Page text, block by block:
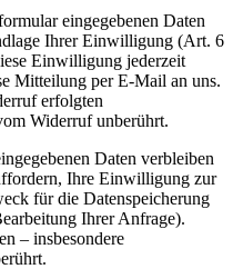
eingegebenen Daten
Ihrer Einwilligung (Art. 6
Einwilligung jederzeit
Mitteilung per E-Mail an uns.
erfolgten
Widerruf unberührt.
Daten verbleiben
Ihre Einwilligung zur
für die Datenspeicherung
Ihrer Anfrage).
– insbesondere